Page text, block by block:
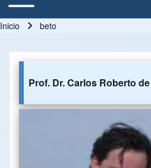
Inicio beto
Prof. Dr. Carlos Roberto